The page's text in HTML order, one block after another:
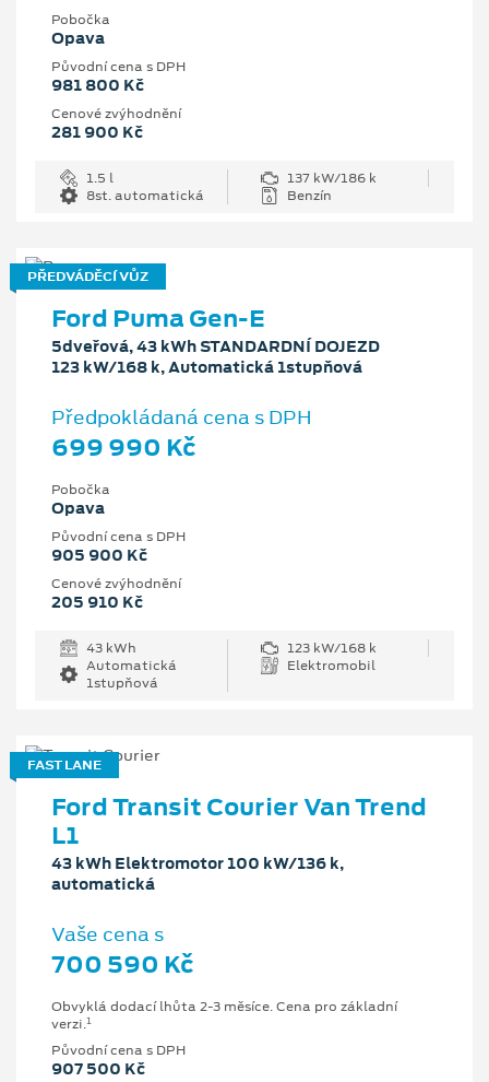
Pobočka
Opava
Původní cena s DPH
981 800 Kč
Cenové zvýhodnění
281 900 Kč
1.5 l
137 kW/186 k
8st. automatická
Benzín
PŘEDVÁDĚCÍ VŮZ
Ford Puma Gen-E
5dveřová, 43 kWh STANDARDNÍ DOJEZD
123 kW/168 k, Automatická 1stupňová
Předpokládaná cena s DPH
699 990 Kč
Pobočka
Opava
Původní cena s DPH
905 900 Kč
Cenové zvýhodnění
205 910 Kč
43 kWh
123 kW/168 k
Automatická
1stupňová
Elektromobil
FAST LANE
Ford Transit Courier Van Trend
L1
43 kWh Elektromotor 100 kW/136 k,
automatická
Vaše cena s
700 590 Kč
Obvyklá dodací lhůta 2-3 měsíce. Cena pro základní
verzi.1
Původní cena s DPH
907 500 Kč